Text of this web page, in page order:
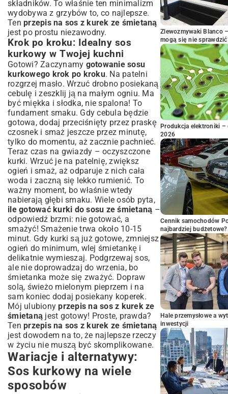
składników. To właśnie ten minimalizm
wydobywa z grzybów to, co najlepsze.
Ten przepis na sos z kurek ze śmietaną
jest po prostu niezawodny.
Krok po kroku: Idealny sos
kurkowy w Twojej kuchni
Gotowi? Zaczynamy gotowanie sosu
kurkowego krok po kroku. Na patelni
rozgrzej masło. Wrzuć drobno posiekaną
cebulę i zeszklij ją na małym ogniu. Ma
być miękka i słodka, nie spalona! To
fundament smaku. Gdy cebula będzie
gotowa, dodaj przeciśnięty przez praskę
czosnek i smaż jeszcze przez minutę,
tylko do momentu, aż zacznie pachnieć.
Teraz czas na gwiazdy – oczyszczone
kurki. Wrzuć je na patelnię, zwiększ
ogień i smaż, aż odparuje z nich cała
woda i zaczną się lekko rumienić. To
ważny moment, bo właśnie wtedy
nabierają głębi smaku. Wiele osób pyta,
ile gotować kurki do sosu ze śmietaną –
odpowiedź brzmi: nie gotować, a
smażyć! Smażenie trwa około 10-15
minut. Gdy kurki są już gotowe, zmniejsz
ogień do minimum, wlej śmietankę i
delikatnie wymieszaj. Podgrzewaj sos,
ale nie doprowadzaj do wrzenia, bo
śmietanka może się zważyć. Dopraw
solą, świeżo mielonym pieprzem i na
sam koniec dodaj posiekany koperek.
Mój ulubionyprzepis na sos z kurek ze
śmietaną jest gotowy! Proste, prawda?
Ten przepis na sos z kurek ze śmietaną
jest dowodem na to, że najlepsze rzeczy
w życiu nie muszą być skomplikowane.
Wariacje i alternatywy:
Sos kurkowy na wiele
sposobów
Zlewozmywaki Blanco
mogą się nie
Produkcja elektroniki –
2026
Cennik samochodów
najbardziej budżetowe?
Hale przemysłowe a
inwestycji